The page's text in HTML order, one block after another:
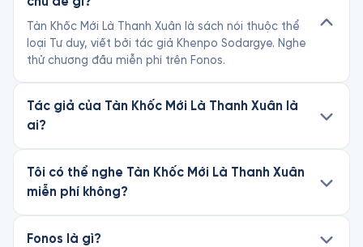
Tàn Khốc Mới Là Thanh Xuân là sách nói thuộc thể
loại Tư duy, viết bởi tác giả Khenpo Sodargye. Nghe
thử chương đầu miễn phí trên Fonos.
Tác giả của Tàn Khốc Mới Là Thanh Xuân là
ai?
Tôi có thể nghe Tàn Khốc Mới Là Thanh Xuân
miễn phí không?
Fonos là gì?